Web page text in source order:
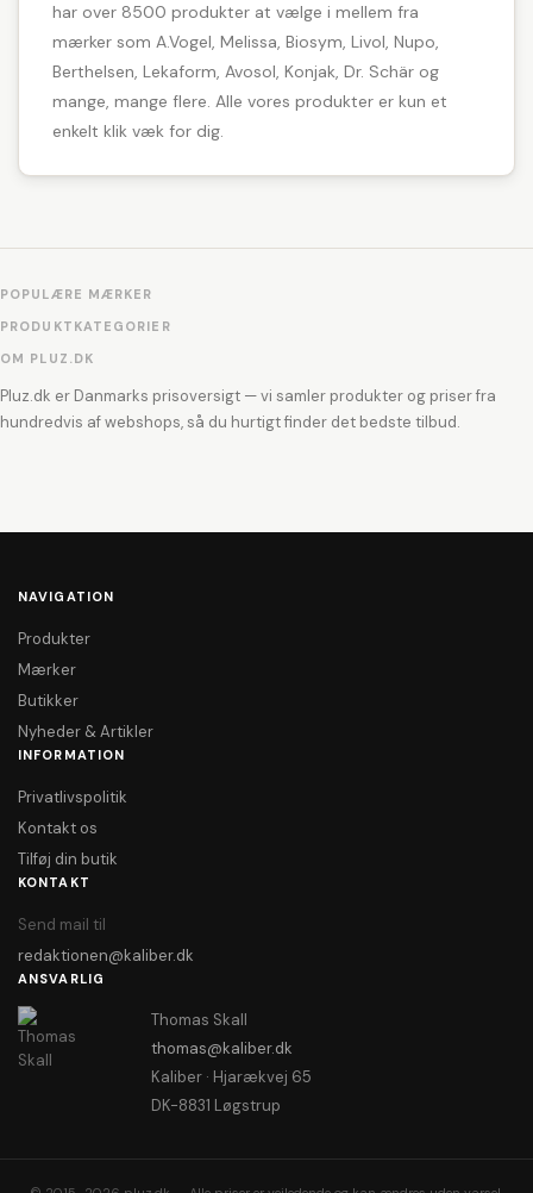
har over 8500 produkter at vælge i mellem fra
mærker som A.Vogel, Melissa, Biosym, Livol, Nupo,
Berthelsen, Lekaform, Avosol, Konjak, Dr. Schär og
mange, mange flere. Alle vores produkter er kun et
enkelt klik væk for dig.
POPULÆRE MÆRKER
PRODUKTKATEGORIER
OM PLUZ.DK
Pluz.dk er Danmarks prisoversigt — vi samler produkter og priser fra
hundredvis af webshops, så du hurtigt finder det bedste tilbud.
NAVIGATION
Produkter
Mærker
Butikker
Nyheder & Artikler
INFORMATION
Privatlivspolitik
Kontakt os
Tilføj din butik
KONTAKT
Send mail til
redaktionen@kaliber.dk
ANSVARLIG
Thomas Skall
thomas@kaliber.dk
Kaliber · Hjarækvej 65
DK-8831 Løgstrup